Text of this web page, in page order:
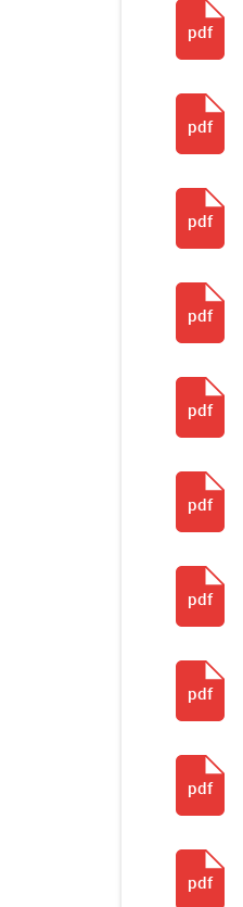
pdf
pdf
pdf
pdf
pdf
pdf
pdf
pdf
pdf
pdf